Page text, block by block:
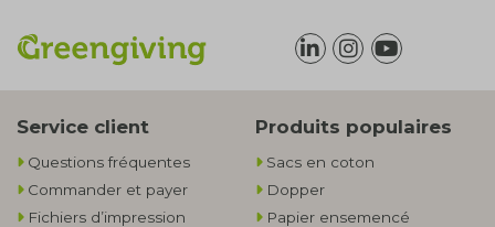
Service client
Questions fréquentes
Commander et payer
Fichiers d’impression
Produits populaires
Sacs en coton
Dopper
Papier ensemencé